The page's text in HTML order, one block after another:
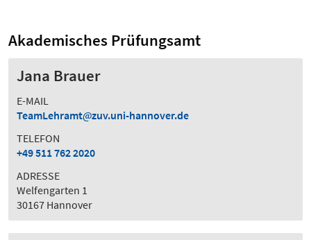
Akademisches Prüfungsamt
Jana Brauer
E-MAIL
TeamLehramt
zuv.uni-hannover.de
TELEFON
+49 511 762 2020
ADRESSE
Welfengarten 1
30167 Hannover